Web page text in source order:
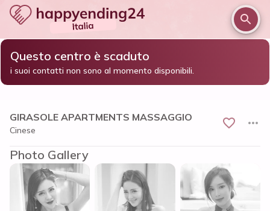
Home / Pavia e provincia / Pavia
GIRASOLE APARTMENTS MASSAGGIO
Questo centro è scaduto
i suoi contatti non sono al momento disponibili.
GIRASOLE APARTMENTS MASSAGGIO
Cinese
Photo Gallery